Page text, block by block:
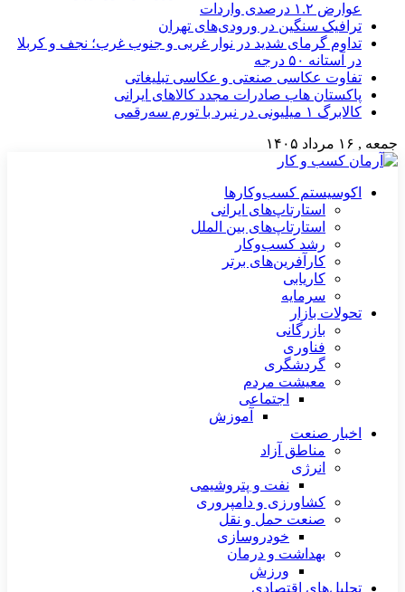
عوارض ۱.۲ درصدی واردات
ترافیک سنگین در ورودی‌های تهران
تداوم گرمای شدید در نوار غربی و جنوب غرب؛ نجف و کربلا
در آستانه ۵۰ درجه
تفاوت عکاسی صنعتی و عکاسی تبلیغاتی
پاکستان هاب صادرات مجدد کالاهای ایرانی
کالابرگ ۱ میلیونی در نبرد با تورم سه‌رقمی
جمعه , ۱۶ مرداد ۱۴۰۵
اکوسیستم کسب‌وکارها
استارتاپ‌های ایرانی
استارتاپ‌های بین الملل
رشد کسب‌وکار
کارآفرین‌های برتر
کاریابی
سرمایه
تحولات بازار
بازرگانی
فناوری
گردشگری
معیشت مردم
اجتماعی
آموزش
اخبار صنعت
مناطق آزاد
انرژی
نفت و پتروشیمی
کشاورزی و دامپروری
صنعت حمل و نقل
خودروسازی
بهداشت و درمان
ورزش
تحلیل‌های اقتصادی